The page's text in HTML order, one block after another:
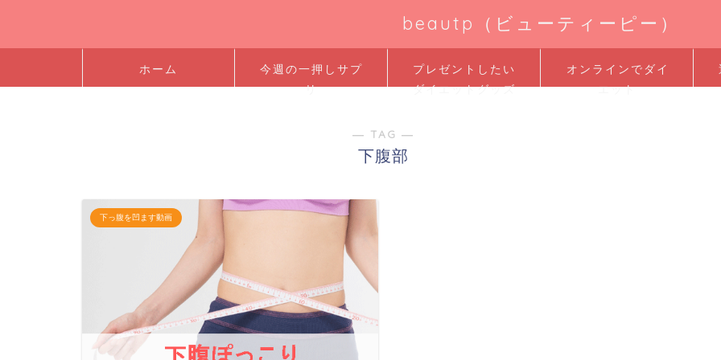
beautp（ビューティーピー）
ホーム
今週の一押しサプ
リ
プレゼントしたい
ダイエットグッズ
オンラインでダイ
エット
― TAG ―
下腹部
下っ腹を凹ます動画